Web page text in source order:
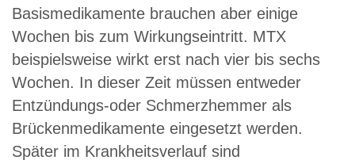
Basismedikamente brauchen aber einige
Wochen bis zum Wirkungseintritt. MTX
beispielsweise wirkt erst nach vier bis sechs
Wochen. In dieser Zeit müssen entweder
Entzündungs-oder Schmerzhemmer als
Brückenmedikamente eingesetzt werden.
Später im Krankheitsverlauf sind